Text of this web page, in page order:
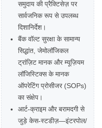
समुदाय की प्रैक्टिसेज़ पर
सार्वजनिक रूप से उपलब्ध
दिशानिर्देश।
बैंक वॉल्ट सुरक्षा के सामान्य
सिद्धांत, जेमोलॉजिकल
ट्रांज़िट मानक और म्यूज़ियम
लॉजिस्टिक्स के मानक
ऑपरेटिंग प्रोसीजर (SOPs)
का संक्षेप।
आर्ट-क्राइम और बरामदगी से
जुड़े केस-स्टडीज़—इंटरपोल/